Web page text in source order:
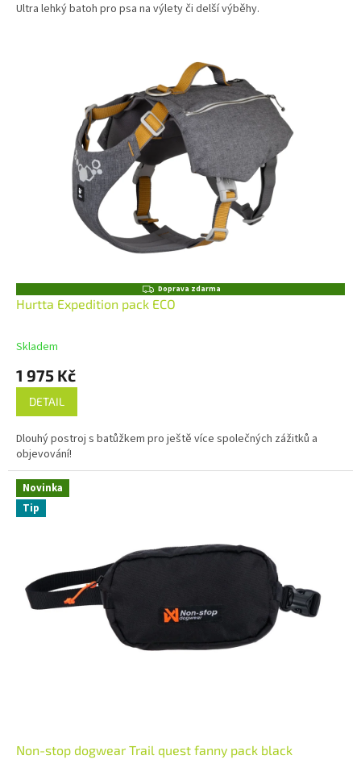
Ultra lehký batoh pro psa na výlety či delší výběhy.
Z
D
A
Doprava zdarma
Hurtta Expedition pack ECO
Skladem
1 975 Kč
DETAIL
Dlouhý postroj s batůžkem pro ještě více společných zážitků a
objevování!
Novinka
Tip
Non-stop dogwear Trail quest fanny pack black